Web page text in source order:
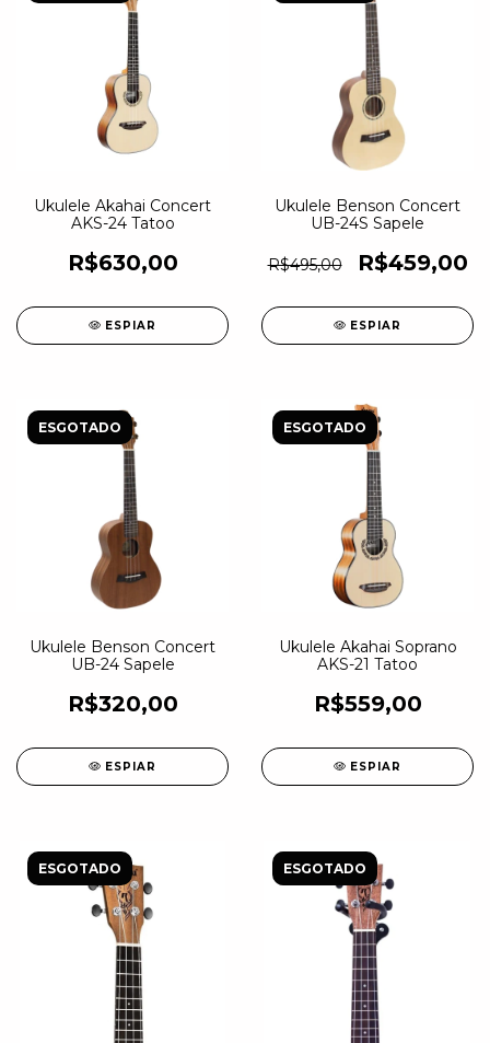
Ukulele Akahai Concert
AKS-24 Tatoo
R$630,00
ESPIAR
Ukulele Benson Concert
UB-24S Sapele
R$495,00 R$459,00
ESPIAR
ESGOTADO
Ukulele Benson Concert
UB-24 Sapele
R$320,00
ESPIAR
ESGOTADO
Ukulele Akahai Soprano
AKS-21 Tatoo
R$559,00
ESPIAR
ESGOTADO ESGOTADO